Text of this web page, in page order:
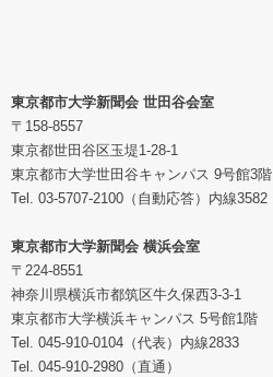
東京都市大学新聞会 世田谷会室
〒158-8557
東京都世田谷区玉堤1-28-1
東京都市大学世田谷キャンパス 9号館3階
Tel. 03-5707-2100（自動応答）内線3582
東京都市大学新聞会 横浜会室
〒224-8551
神奈川県横浜市都筑区牛久保西3-3-1
東京都市大学横浜キャンパス 5号館1階
Tel. 045-910-0104（代表）内線2833
Tel. 045-910-2980（直通）